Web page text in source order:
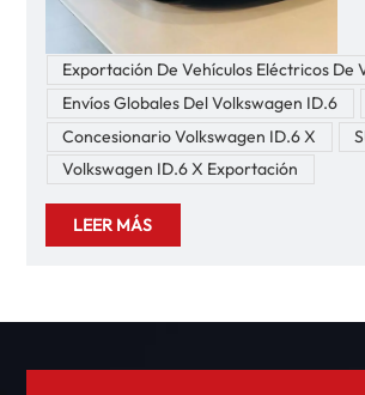
Exportación De Vehículos Eléctricos De
Envíos Globales Del Volkswagen ID.6
Concesionario Volkswagen ID.6 X
Volkswagen ID.6 X Exportación
LEER MÁS